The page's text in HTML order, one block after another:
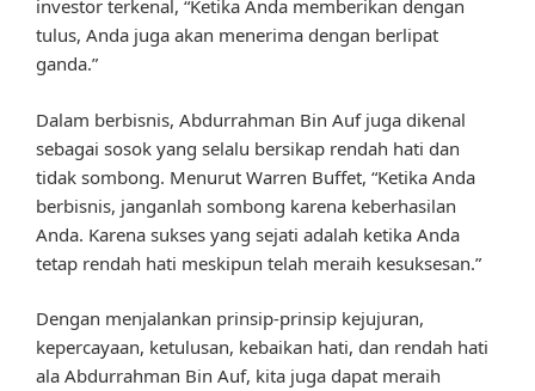
investor terkenal, “Ketika Anda memberikan dengan
tulus, Anda juga akan menerima dengan berlipat
ganda.”
Dalam berbisnis, Abdurrahman Bin Auf juga dikenal
sebagai sosok yang selalu bersikap rendah hati dan
tidak sombong. Menurut Warren Buffet, “Ketika Anda
berbisnis, janganlah sombong karena keberhasilan
Anda. Karena sukses yang sejati adalah ketika Anda
tetap rendah hati meskipun telah meraih kesuksesan.”
Dengan menjalankan prinsip-prinsip kejujuran,
kepercayaan, ketulusan, kebaikan hati, dan rendah hati
ala Abdurrahman Bin Auf, kita juga dapat meraih